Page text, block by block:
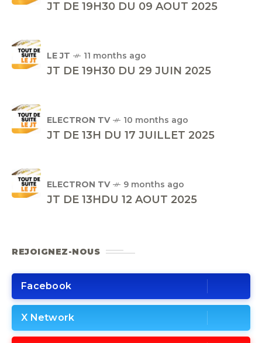
JT DE 19H30 DU 09 AOUT 2025
LE JT 11 months ago
JT DE 19H30 DU 29 JUIN 2025
ELECTRON TV 10 months ago
JT DE 13H DU 17 JUILLET 2025
ELECTRON TV 9 months ago
JT DE 13HDU 12 AOUT 2025
REJOIGNEZ-NOUS
Facebook
X Network